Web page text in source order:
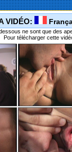
VIDÉO:
ne sont que des
Pour télécharger cette